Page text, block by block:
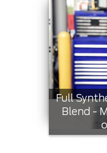
Full
Blend -